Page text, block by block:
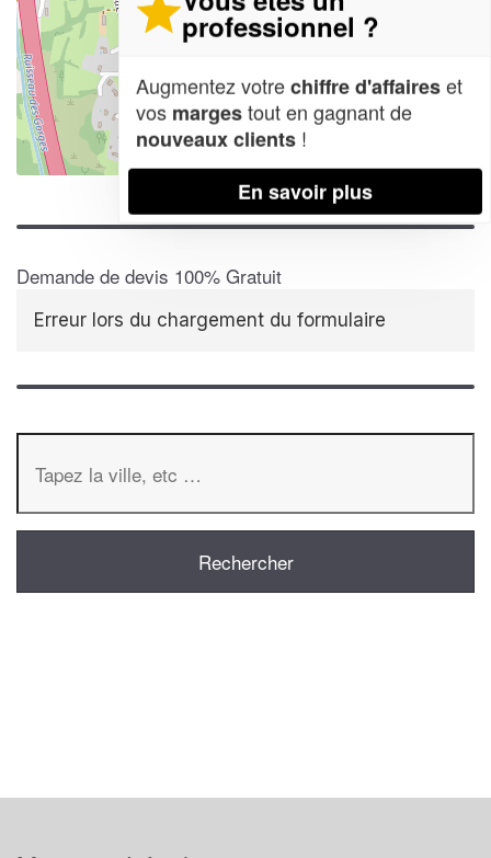
Leaflet| Map data ©OpenStreetMap contributors,CC-BY-SA
Demande de devis 100% Gratuit
Erreur lors du chargement du formulaire
professionnel ?
Augmentez votrechiffre d'affaireset
vos margestout en gagnant de
nouveaux clients !
En savoir plus